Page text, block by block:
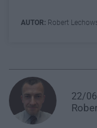
AUTOR: Robert
22/